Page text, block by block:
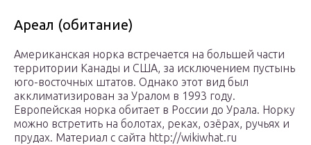
Ареал (обитание)
Американская норка встречается на большей части
террито­рии Канады и США, за исключением пустынь
юго-восточных штатов. Однако этот вид был
акклиматизирован за Уралом в 1993 году.
Европейская норка обитает в России до Урала. Норку
можно встретить на болотах, реках, озёрах, ручьях и
прудах. Материал с сайта http://wikiwhat.ru